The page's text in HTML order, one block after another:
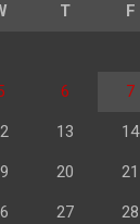
T F
6 7
13 14
20 21
27 28